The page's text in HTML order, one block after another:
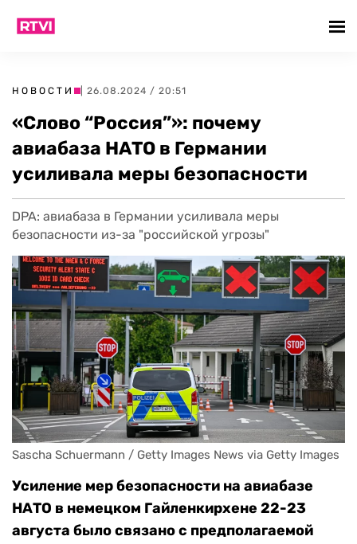
НОВОСТИ | 26.08.2024 / 20:51
«Слово “Россия”»: почему
авиабаза НАТО в Германии
усиливала меры безопасности
DPA: авиабаза в Германии усиливала меры
безопасности из-за "российской угрозы"
Sascha Schuermann / Getty Images News via Getty Images
Усиление мер безопасности на авиабазе
НАТО в немецком Гайленкирхене 22-23
августа было связано с предполагаемой